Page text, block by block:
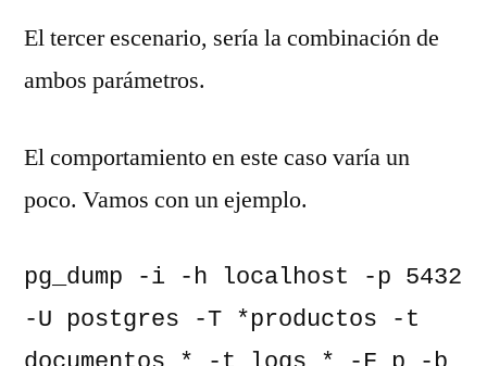
El tercer escenario, sería la combinación de
ambos parámetros.
El comportamiento en este caso varía un
poco. Vamos con un ejemplo.
pg_dump -i -h localhost -p 5432
-U postgres -T *productos -t